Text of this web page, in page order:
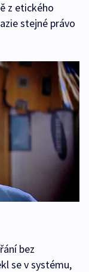
z etického
stejné právo
bez
se v systému,